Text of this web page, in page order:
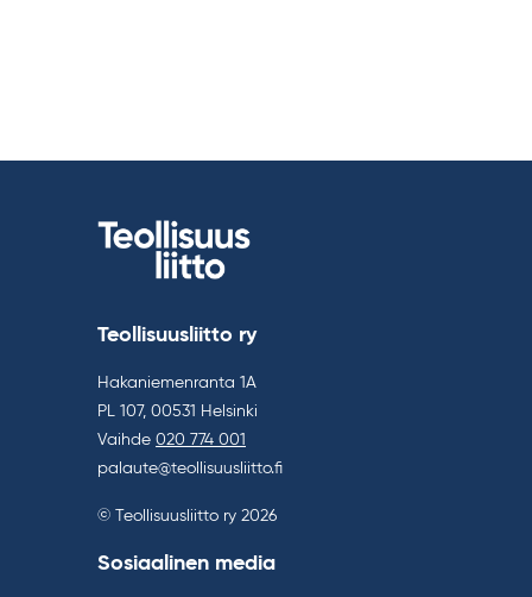
Teollisuusliitto ry
Hakaniemenranta 1A
PL 107, 00531 Helsinki
Vaihde 020 774 001
palaute@teollisuusliitto.fi
© Teollisuusliitto ry 2026
Sosiaalinen media